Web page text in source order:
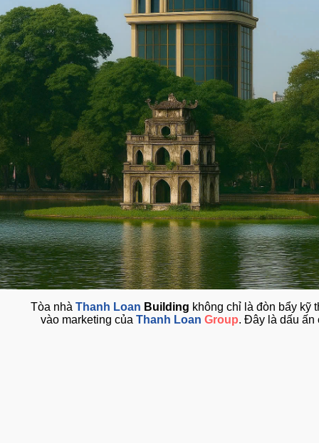
Tòa nhàThanh LoanBuildingkhông chỉ là đòn
vào marketing củaThanh LoanGroup. Đây là